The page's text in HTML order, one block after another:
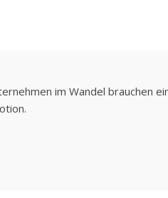
im Wandel brauchen